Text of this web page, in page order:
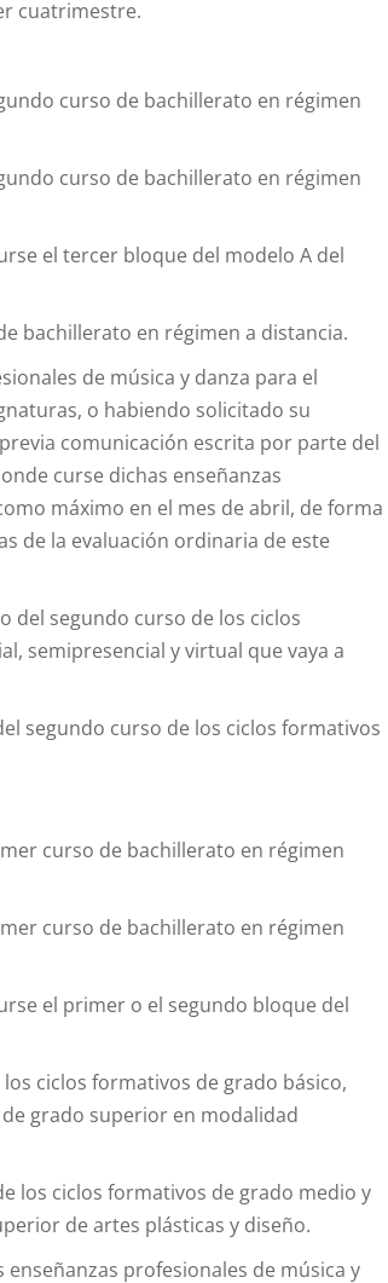
cuatrimestre.
curso de bachillerato en régimen
curso de bachillerato en régimen
el tercer bloque del modelo A del
bachillerato en régimen a distancia.
de música y danza para el
o habiendo solicitado su
comunicación escrita por parte del
curse dichas enseñanzas
máximo en el mes de abril, de forma
de la evaluación ordinaria de este
del segundo curso de los ciclos
semipresencial y virtual que vaya a
segundo curso de los ciclos formativos
curso de bachillerato en régimen
curso de bachillerato en régimen
el primer o el segundo bloque del
ciclos formativos de grado básico,
grado superior en modalidad
los ciclos formativos de grado medio y
de artes plásticas y diseño.
profesionales de música y